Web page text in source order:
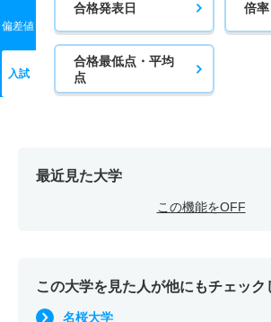
偏差値
入試
合格発表日 倍率
合格最低点・平均
点
最近見た大学
この機能をOFF
この大学を見た人が他にもチェック
名桜大学